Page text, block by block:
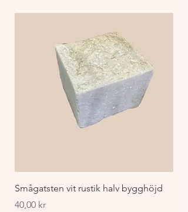
Smågatsten vit rustik halv bygghöjd
Pris
40,00 kr